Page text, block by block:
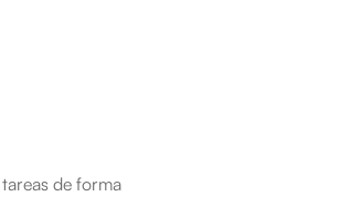
de forma